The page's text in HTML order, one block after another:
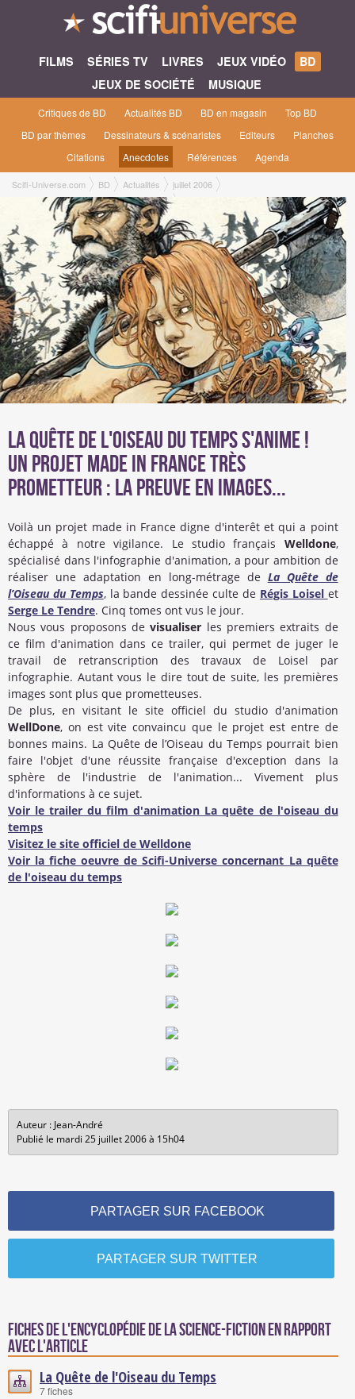
FILMS SÉRIES TV LIVRES JEUX VIDÉO
BD
JEUX DE SOCIÉTÉ
MUSIQUE
Critiques de BD Actualités BD BD en magasin
Top BD
BD par thèmes
Dessinateurs & scénaristes Editeurs
Planches
Citations
Anecdotes Références Agenda
Scifi-Universe.com BD Actualités
juillet 2006
La Quête de l'Oiseau du Temps s'anime !
La Quête de l'Oiseau du Temps s'anime !
Un projet Made In France très
prometteur : la preuve en images...
Voilà un projet made in France digne d'interêt et qui a point
échappé à notre vigilance. Le studio français Welldone,
spécialisé dans l'infographie d'animation, a pour ambition de
réaliser une adaptation en long-métrage de La Quête de
l’Oiseau du Temps, la bande dessinée culte de Régis Loisel et
Serge Le Tendre. Cinq tomes ont vus le jour.
Nous vous proposons devisualiser les premiers extraits de
ce film d'animation dans ce trailer, qui permet de juger le
travail de retranscription des travaux de Loisel par
infographie. Autant vous le dire tout de suite, les premières
images sont plus que prometteuses.
De plus, en visitant le site officiel du studio d'animation
WellDone, on est vite convaincu que le projet est entre de
bonnes mains. La Quête de l’Oiseau du Temps pourrait bien
faire l'objet d'une réussite française d'exception dans la
sphère de l'industrie de l'animation... Vivement plus
d'informations à ce sujet.
Voir le trailer du film d'animation La quête de l'oiseau du
temps
Visitez le site officiel de Welldone
Voir la fiche oeuvre de Scifi-Universe concernant La quête
de l'oiseau du temps
Auteur : Jean-André
Publié le mardi 25 juillet 2006 à 15h04
PARTAGER SUR FACEBOOK
PARTAGER SUR TWITTER
Fiches de l'encyclopédie de la science-fiction en rapport
avec l'article
La Quête de l'Oiseau du Temps
7 fiches